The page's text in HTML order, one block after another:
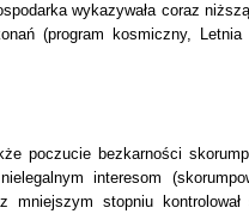
wykazywała coraz
(program kosmiczny,
poczucie bezkarności
interesom
mniejszym stopniu